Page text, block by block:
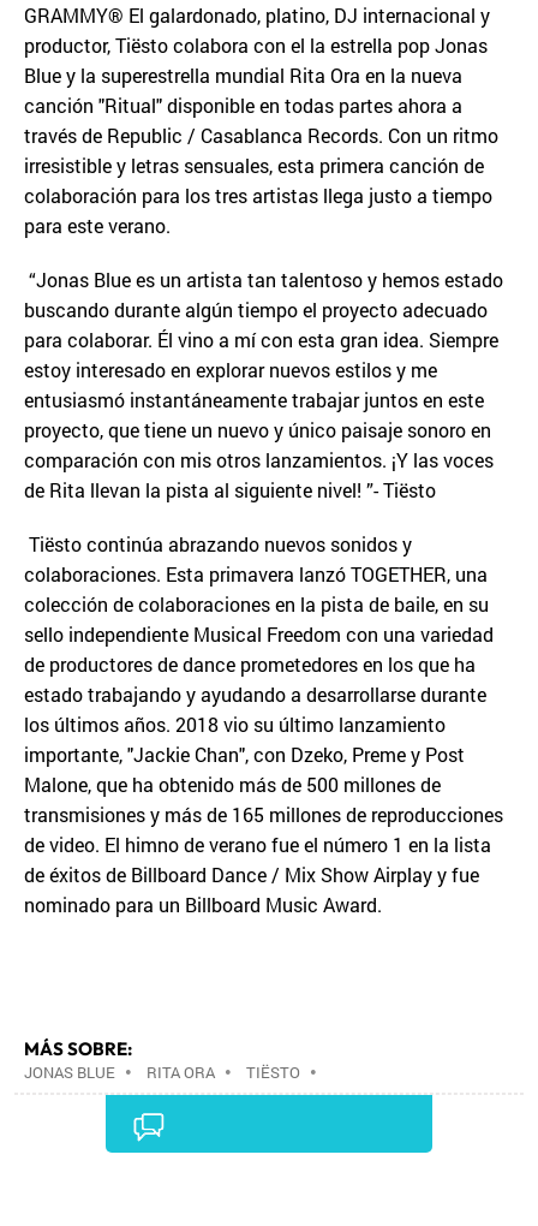
GRAMMY® El galardonado, platino, DJ internacional y
productor, Tiësto colabora con el la estrella pop Jonas
Blue y la superestrella mundial Rita Ora en la nueva
canción "Ritual" disponible en todas partes ahora a
través de Republic / Casablanca Records. Con un ritmo
irresistible y letras sensuales, esta primera canción de
colaboración para los tres artistas llega justo a tiempo
para este verano.
“Jonas Blue es un artista tan talentoso y hemos estado
buscando durante algún tiempo el proyecto adecuado
para colaborar. Él vino a mí con esta gran idea. Siempre
estoy interesado en explorar nuevos estilos y me
entusiasmó instantáneamente trabajar juntos en este
proyecto, que tiene un nuevo y único paisaje sonoro en
comparación con mis otros lanzamientos. ¡Y las voces
de Rita llevan la pista al siguiente nivel! ”- Tiësto
Tiësto continúa abrazando nuevos sonidos y
colaboraciones. Esta primavera lanzó TOGETHER, una
colección de colaboraciones en la pista de baile, en su
sello independiente Musical Freedom con una variedad
de productores de dance prometedores en los que ha
estado trabajando y ayudando a desarrollarse durante
los últimos años. 2018 vio su último lanzamiento
importante, "Jackie Chan", con Dzeko, Preme y Post
Malone, que ha obtenido más de 500 millones de
transmisiones y más de 165 millones de reproducciones
de video. El himno de verano fue el número 1 en la lista
de éxitos de Billboard Dance / Mix Show Airplay y fue
nominado para un Billboard Music Award.
MÁS SOBRE:
JONAS BLUE • RITA ORA • TIËSTO •